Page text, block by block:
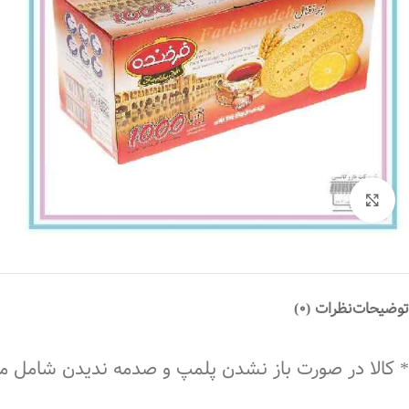
بزرگنمایی تصویر
توضیحاتنظرات (0)
* کالا در صورت باز نشدن پلمپ و صدمه ندیدن